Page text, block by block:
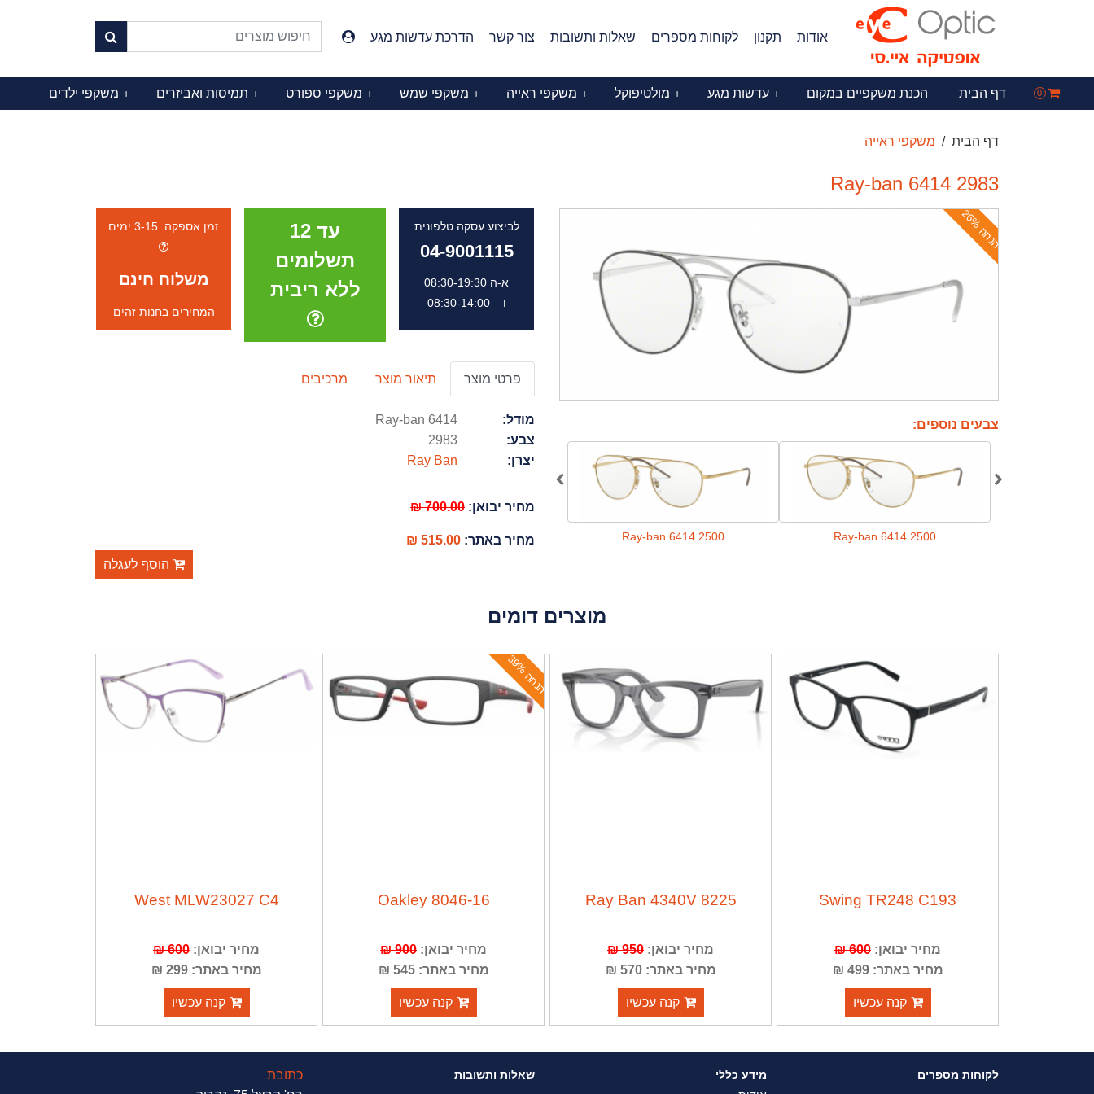
אודות תקנון לקוחות מספרים שאלות ותשובות צור קשר הדרכת עדשות מגע
0 דף הבית הכנת משקפיים במקום עדשות מגע + מולטיפוקל + משקפי ראייה + משקפי שמש + משקפי ספורט + תמיסות ואביזרים + משקפי ילדים +
דף הבית משקפי ראייה
Ray-ban 6414 2983
ה
נ
ח
ה
2
6
%
צבעים נוספים:
Ray-ban 6414 2500
Ray-ban 6414 2500
Ray-ban 6414 2500
לביצוע עסקה טלפונית
04-9001115
א-ה 08:30-19:30
ו – 08:30-14:00
עד 12
תשלומים
ללא ריבית
זמן אספקה: 3-15 ימים
משלוח חינם
המחירים בחנות זהים
פרטי מוצר תיאור מוצר מרכיבים
מודל:
Ray-ban 6414
צבע:
2983
יצרן:
Ray Ban
מחיר יבואן: 700.00 ₪
מחיר באתר: 515.00 ₪
הוסף לעגלה
מוצרים דומים
Swing TR248 C193
מחיר יבואן: 600 ₪
מחיר באתר: 499 ₪
קנה עכשיו
Ray Ban 4340V 8225
מחיר יבואן: 950 ₪
מחיר באתר: 570 ₪
קנה עכשיו
ה
נ
ח
ה
3
9
%
Oakley 8046-16
מחיר יבואן: 900 ₪
מחיר באתר: 545 ₪
קנה עכשיו
West MLW23027 C4
מחיר יבואן: 600 ₪
מחיר באתר: 299 ₪
קנה עכשיו
לקוחות מספרים
מידע כללי
שאלות ותשובות
כתובת